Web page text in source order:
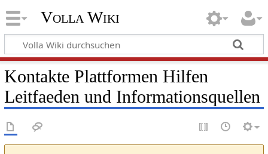
Volla Wiki
Kontakte Plattformen Hilfen
Leitfaeden und Informationsquellen